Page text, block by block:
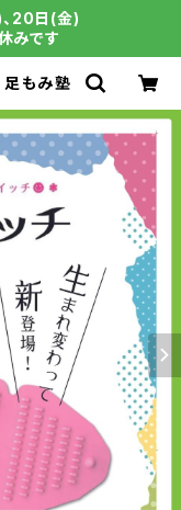
20日(金)
みです
もみ塾